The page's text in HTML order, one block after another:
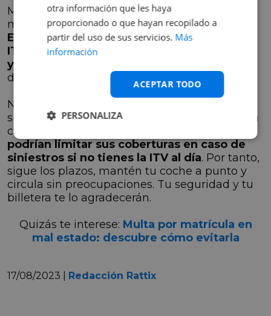
Mantén tu coche en regla no solo para evitar
multas, sino para tu seguridad.Cámaras en
España supervisan el cumplimiento de la
ITV y también controlan el uso del cinturón
y el teléfono mientras conduces
de cumplir con todo.
No pasar por alto la ITV no solo evita multas,
sino que garantiza la seguridad de todos en la
carretera. Además,
podrían limitar sus coberturas en caso de
siniestros si no tienes la ITV al día. Por tanto,
sigue los plazos, mantén tu coche a punto y
circula sin preocupaciones. Tu seguridad y tu
billetera te lo agradecerán.
Quizás te interese: Multa por matrícula en
mal estado: descubre cómo evitarla
17/08/2023 | Redacción Rattix
otra información que les haya
proporcionado o que hayan recopilado a
partir del uso de sus servicios. Más
información
ACEPTAR TODO
PERSONALIZA